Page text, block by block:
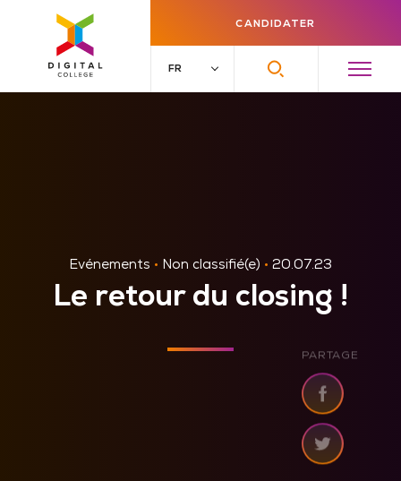
CANDIDATER
Evénements • Non classifié(e) • 20.07.23
Le retour du closing !
PARTAGE